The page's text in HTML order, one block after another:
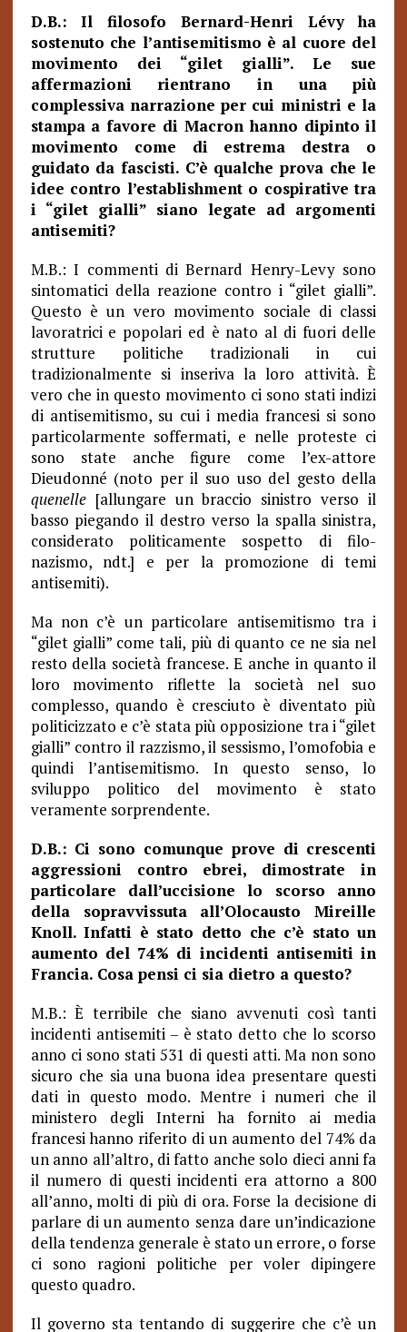
D.B.: Il filosofo Bernard-Henri Lévy ha
sostenuto che l’antisemitismo è al cuore del
movimento dei “gilet gialli”. Le sue
affermazioni rientrano in una più
complessiva narrazione per cui ministri e la
stampa a favore di Macron hanno dipinto il
movimento come di estrema destra o
guidato da fascisti. C’è qualche prova che le
idee contro l’establishment o cospirative tra
i “gilet gialli” siano legate ad argomenti
antisemiti?
M.B.: I commenti di Bernard Henry-Levy sono
sintomatici della reazione contro i “gilet gialli”.
Questo è un vero movimento sociale di classi
lavoratrici e popolari ed è nato al di fuori delle
strutture politiche tradizionali in cui
tradizionalmente si inseriva la loro attività. È
vero che in questo movimento ci sono stati indizi
di antisemitismo, su cui i media francesi si sono
particolarmente soffermati, e nelle proteste ci
sono state anche figure come l’ex-attore
Dieudonné (noto per il suo uso del gesto della
quenelle [allungare un braccio sinistro verso il
basso piegando il destro verso la spalla sinistra,
considerato politicamente sospetto di filo-
nazismo, ndt.] e per la promozione di temi
antisemiti).
Ma non c’è un particolare antisemitismo tra i
“gilet gialli” come tali, più di quanto ce ne sia nel
resto della società francese. E anche in quanto il
loro movimento riflette la società nel suo
complesso, quando è cresciuto è diventato più
politicizzato e c’è stata più opposizione tra i “gilet
gialli” contro il razzismo, il sessismo, l’omofobia e
quindi l’antisemitismo. In questo senso, lo
sviluppo politico del movimento è stato
veramente sorprendente.
D.B.: Ci sono comunque prove di crescenti
aggressioni contro ebrei, dimostrate in
particolare dall’uccisione lo scorso anno
della sopravvissuta all’OlocaustoMireille
Knoll. Infatti è stato detto che c’è stato un
aumento del 74% di incidenti antisemiti in
Francia. Cosa pensi ci sia dietro a questo?
M.B.: È terribile che siano avvenuti così tanti
incidenti antisemiti – è stato detto che lo scorso
anno ci sono stati 531 di questi atti. Ma non sono
sicuro che sia una buona idea presentare questi
dati in questo modo. Mentre i numeri che il
ministero degli Interni ha fornito ai media
francesi hanno riferito di un aumento del 74% da
un anno all’altro, di fatto anche solo dieci anni fa
il numero di questi incidenti era attorno a 800
all’anno, molti di più di ora. Forse la decisione di
parlare di un aumento senza dare un’indicazione
della tendenza generale è stato un errore, o forse
ci sono ragioni politiche per voler dipingere
questo quadro.
Il governo sta tentando di suggerire che c’è un